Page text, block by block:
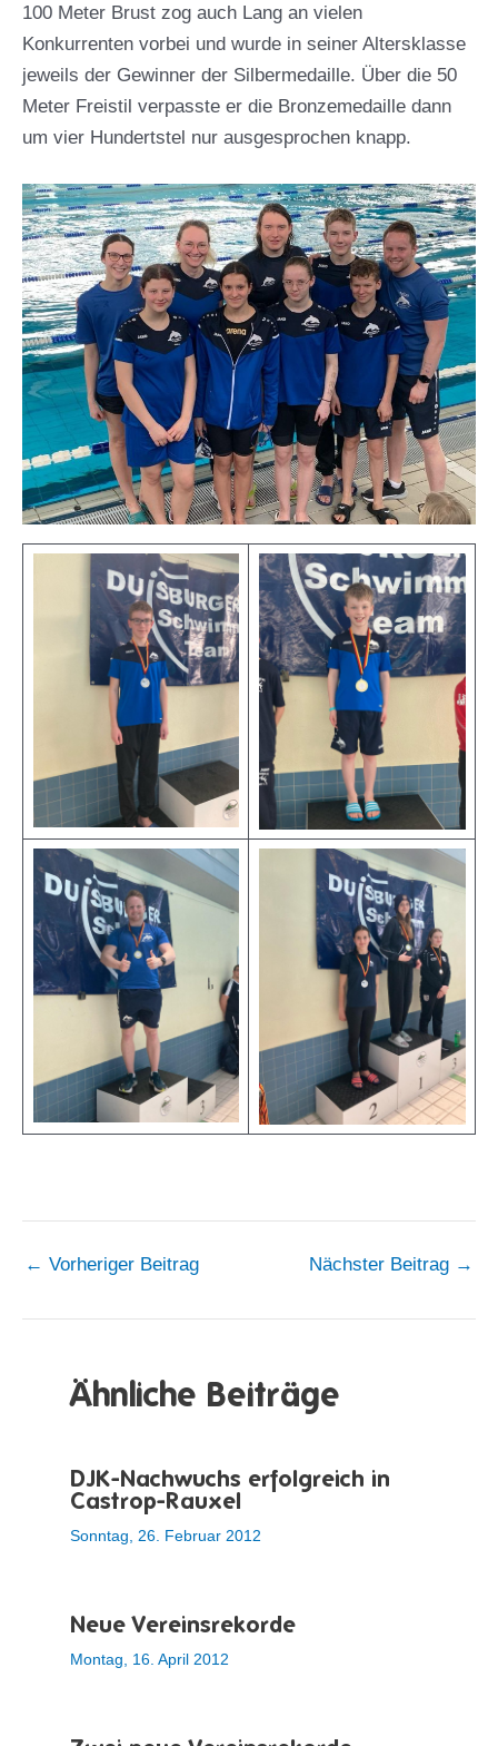
100 Meter Brust zog auch Lang an vielen
Konkurrenten vorbei und wurde in seiner Altersklasse
jeweils der Gewinner der Silbermedaille. Über die 50
Meter Freistil verpasste er die Bronzemedaille dann
um vier Hundertstel nur ausgesprochen knapp.
← Vorheriger Beitrag Nächster Beitrag →
Ähnliche Beiträge
DJK-Nachwuchs erfolgreich in
Castrop-Rauxel
Sonntag, 26. Februar 2012
Neue Vereinsrekorde
Montag, 16. April 2012